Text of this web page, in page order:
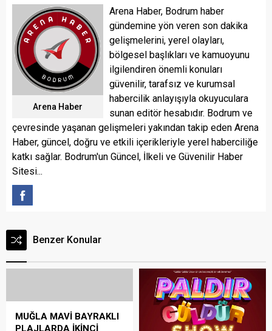
Arena Haber
Arena Haber, Bodrum haber
gündemine yön veren son dakika
gelişmelerini, yerel olayları,
bölgesel başlıkları ve kamuoyunu
ilgilendiren önemli konuları
güvenilir, tarafsız ve kurumsal
habercilik anlayışıyla okuyuculara
sunan editör hesabıdır. Bodrum ve
çevresinde yaşanan gelişmeleri yakından takip eden Arena
Haber, güncel, doğru ve etkili içerikleriyle yerel haberciliğe
katkı sağlar. Bodrum'un Güncel, İlkeli ve Güvenilir Haber
Sitesi...
Benzer Konular
MUĞLA MAVİ BAYRAKLI
PLAJLARDA İKİNCİ